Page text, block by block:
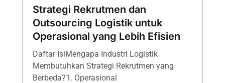
Strategi Rekrutmen dan
Outsourcing Logistik untuk
Operasional yang Lebih Efisien
Daftar IsiMengapa Industri Logistik
Membutuhkan Strategi Rekrutmen yang
Berbeda?1. Operasional